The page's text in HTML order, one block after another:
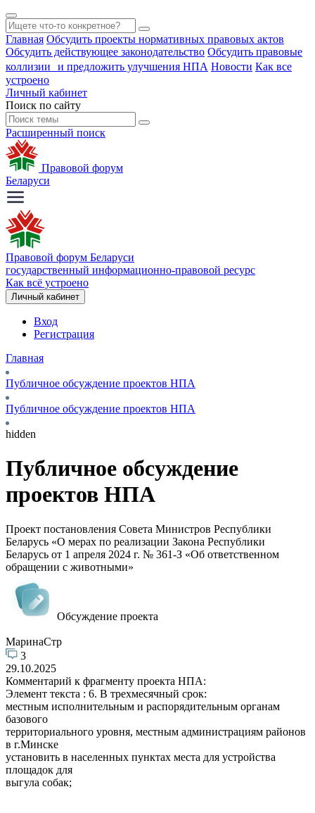
Главная Обсудить проекты нормативных правовых актов
Обсудить действующее законодательство Обсудить правовые
коллизии и предложить улучшения НПА Новости Как все
устроено
Личный кабинет
Поиск по сайту
Расширенный поиск
Правовой форум
Беларуси
Правовой форум Беларуси
государственный информационно-правовой ресурс
Как всё устроено
Личный кабинет
Вход
Регистрация
Главная
Публичное обсуждение проектов НПА
Публичное обсуждение проектов НПА
hidden
Публичное обсуждение
проектов НПА
Проект постановления Совета Министров Республики
Беларусь «О мерах по реализации Закона Республики
Беларусь от 1 апреля 2024 г. № 361-З «Об ответственном
обращении с животными»
Обсуждение проекта
МаринаСтр
3
29.10.2025
Комментарий к фрагменту проекта НПА:
Элемент текста : 6. В трехмесячный срок:
местным исполнительным и распорядительным органам
базового
территориального уровня, местным администрациям районов
в г.Минске
установить в населенных пунктах места для устройства
площадок для
выгула собак;